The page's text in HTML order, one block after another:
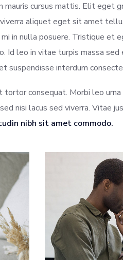
cursus mattis. Elit eget
aliquet eget sit amet
in nulla posuere. Tristique et
Id leo in vitae turpis massa
suspendisse interdum
consequat. Morbi leo
nisi lacus sed viverra. Vitae
nibh sit amet commodo.